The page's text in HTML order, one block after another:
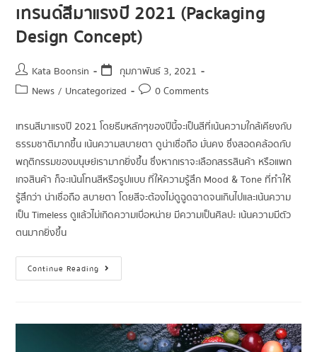
เทรนด์สีมาแรงปี 2021 (Packaging
Design Concept)
Kata Boonsin
กุมภาพันธ์ 3, 2021
News / Uncategorized 0 Comments
เทรนสีมาแรงปี 2021 โดยธีมหลักๆของปีนี้จะเป็นสีที่เน้นความใกล้เคียงกับ
ธรรมชาติมากขึ้น เน้นความสบายตา ดูน่าเชื่อถือ มั่นคง ซึ่งสอดคล้อดกับ
พฤติกรรมของมนุษย์เรามากยิ่งขึ้น ซึ่งหากเราจะเลือกสรรสินค้า หรือแพก
เกจสินค้า ก็จะเน้นโทนสีหรือรูปแบบ ที่ให้ความรู้สึก Mood & Tone ที่ทำให้
รู้สึกว่า น่าเชื่อถือ สบายตา โดยสีจะต้องไม่ดูฉูดฉาดจนเกินไปและเน้นความ
เป็น Timeless ดูแล้วไม่เกิดความเบื่อหน่าย มีความเป็นศิลปะ เน้นความมีตัว
ตนมากยิ่งขึ้น
Continue Reading